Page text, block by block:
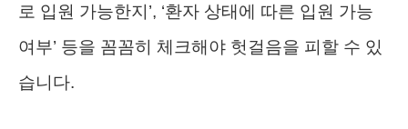
로 입원 가능한지’, ‘환자 상태에 따른 입원 가능
여부’ 등을 꼼꼼히 체크해야 헛걸음을 피할 수 있
습니다.